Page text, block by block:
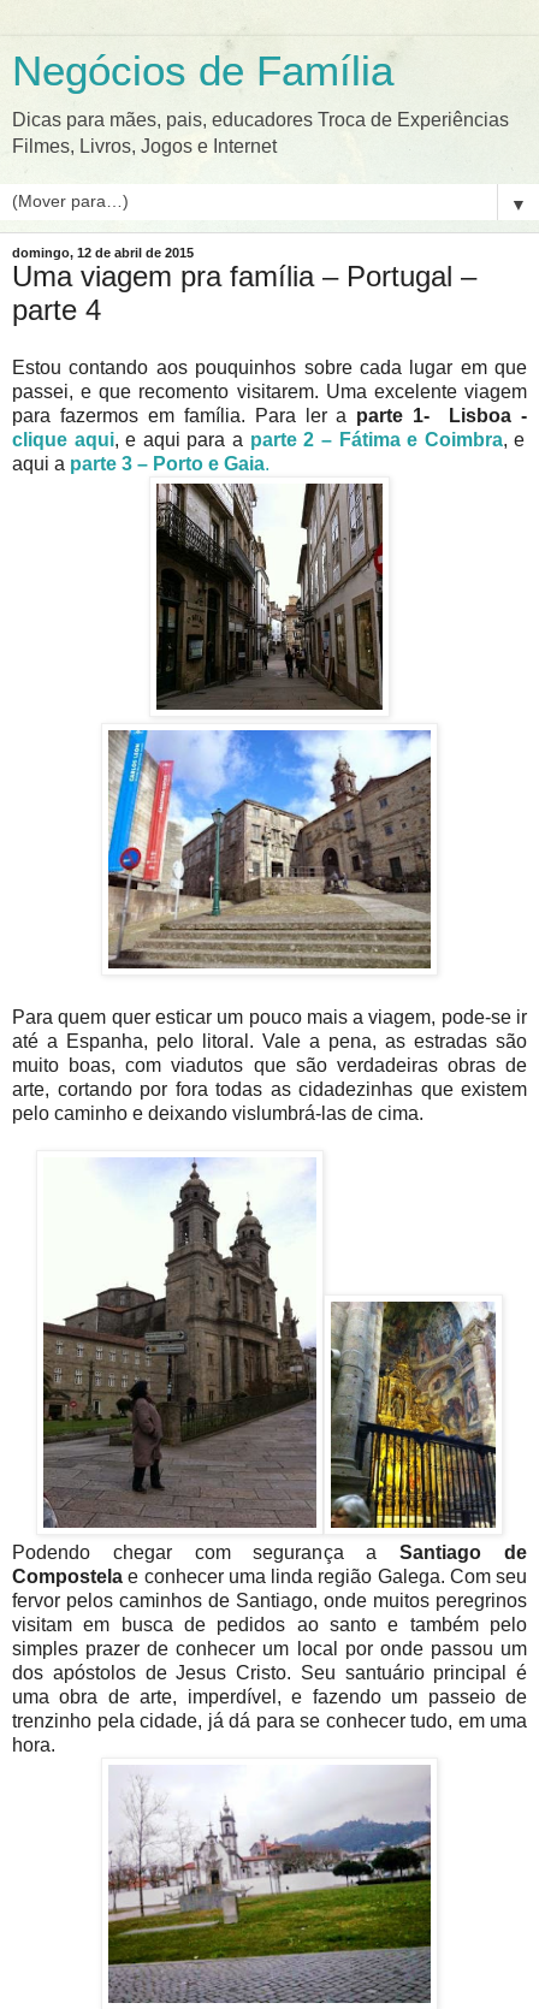
Negócios de Família
Dicas para mães, pais, educadores Troca de Experiências
Filmes, Livros, Jogos e Internet
▼
domingo, 12 de abril de 2015
Uma viagem pra família – Portugal –
parte 4
Estou contando aos pouquinhos sobre cada lugar em que
passei, e que recomento visitarem. Uma excelente viagem
para fazermos em família. Para ler a parte 1- Lisboa -
clique aqui, e aqui para a parte 2 – Fátima e Coimbra, e
aqui a parte 3 – Porto e Gaia.
Para quem quer esticar um pouco mais a viagem, pode-se ir
até a Espanha, pelo litoral. Vale a pena, as estradas são
muito boas, com viadutos que são verdadeiras obras de
arte, cortando por fora todas as cidadezinhas que existem
pelo caminho e deixando vislumbrá-las de cima.
Podendo chegar com segurança aSantiago de
Compostela e conhecer uma linda região Galega. Com seu
fervor pelos caminhos de Santiago, onde muitos peregrinos
visitam em busca de pedidos ao santo e também pelo
simples prazer de conhecer um local por onde passou um
dos apóstolos de Jesus Cristo. Seu santuário principal é
uma obra de arte, imperdível, e fazendo um passeio de
trenzinho pela cidade, já dá para se conhecer tudo, em uma
hora.